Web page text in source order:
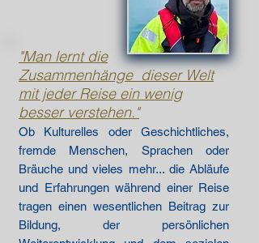
"Man lernt die
Zusammenhänge dieser Welt
mit jeder Reise ein wenig
besser verstehen."
Ob Kulturelles oder Geschichtliches,
fremde Menschen, Sprachen oder
Bräuche und vieles mehr... die Abläufe
und Erfahrungen während einer Reise
tragen einen wesentlichen Beitrag zur
Bildung, der persönlichen